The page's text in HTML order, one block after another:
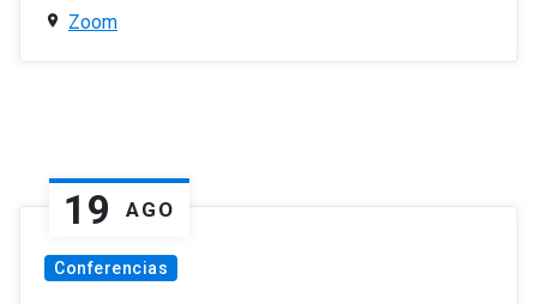
Zoom
19 AGO
Conferencias